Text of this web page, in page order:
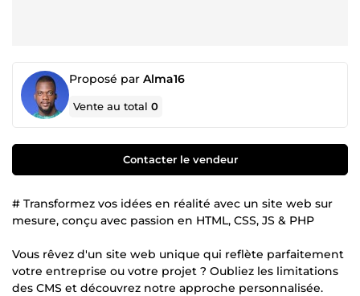
Proposé par Alma16
Vente au total0
Contacter le vendeur
# Transformez vos idées en réalité avec un site web sur
mesure, conçu avec passion en HTML, CSS, JS & PHP
Vous rêvez d'un site web unique qui reflète parfaitement
votre entreprise ou votre projet ? Oubliez les limitations
des CMS et découvrez notre approche personnalisée.